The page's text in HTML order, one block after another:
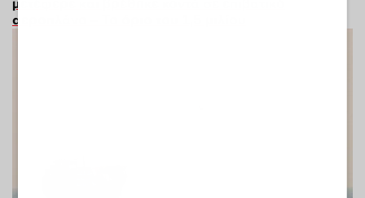
μετέφερε και βρέθηκε κοντά σε επιβατικό
αεροπλάνο – Το όριο του 1,5 μιλίου